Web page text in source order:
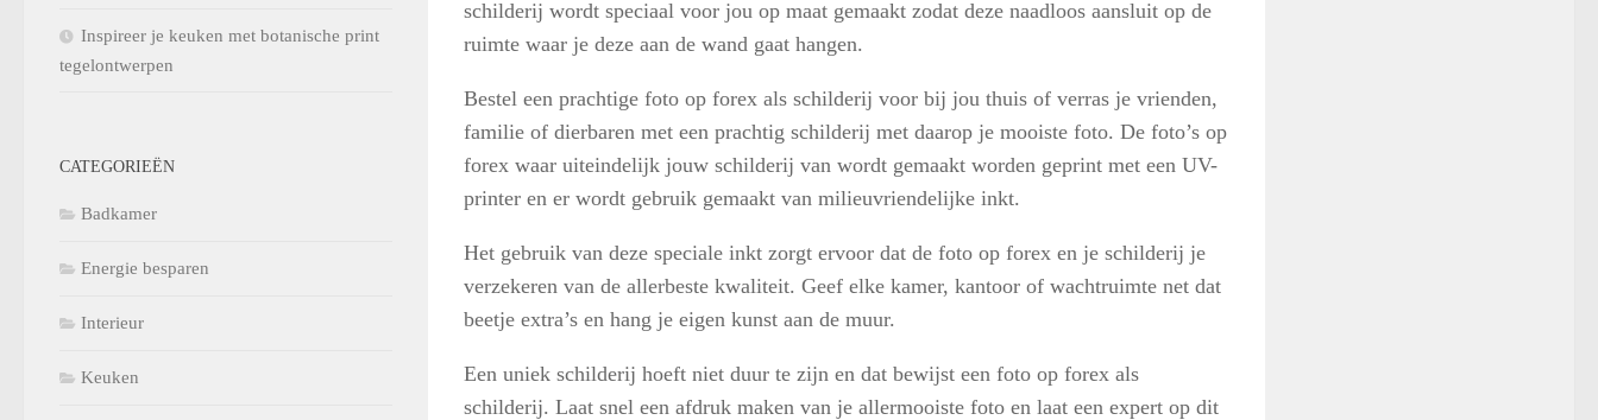
schilderij wordt speciaal voor jou op maat gemaakt zodat deze naadloos aansluit op de
ruimte waar je deze aan de wand gaat hangen.
Bestel een prachtige foto op forex als schilderij voor bij jou thuis of verras je vrienden,
familie of dierbaren met een prachtig schilderij met daarop je mooiste foto. De foto’s op
forex waar uiteindelijk jouw schilderij van wordt gemaakt worden geprint met een UV-
printer en er wordt gebruik gemaakt van milieuvriendelijke inkt.
Het gebruik van deze speciale inkt zorgt ervoor dat de foto op forex en je schilderij je
verzekeren van de allerbeste kwaliteit. Geef elke kamer, kantoor of wachtruimte net dat
beetje extra’s en hang je eigen kunst aan de muur.
Een uniek schilderij hoeft niet duur te zijn en dat bewijst een foto op forex als
schilderij. Laat snel een afdruk maken van je allermooiste foto en laat een expert op dit
Inspireer je keuken met botanische print
tegelontwerpen
CATEGORIEËN
Badkamer
Energie besparen
Interieur
Keuken